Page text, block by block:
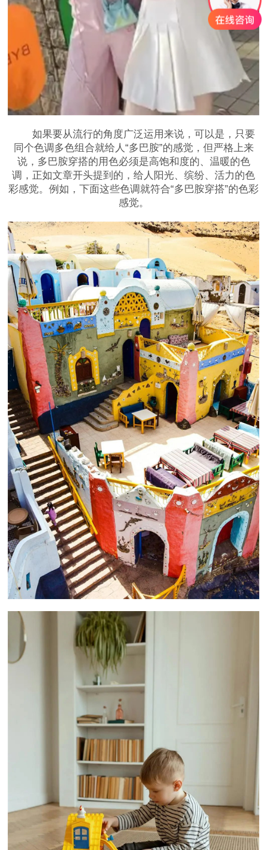
如果要从流行的角度广泛运用来说，可以是，只要
同个色调多色组合就给人“多巴胺”的感觉，但严格上来
说，多巴胺穿搭的用色必须是高饱和度的、温暖的色
调，正如文章开头提到的，给人阳光、缤纷、活力的色
彩感觉。例如，下面这些色调就符合“多巴胺穿搭”的色彩
感觉。